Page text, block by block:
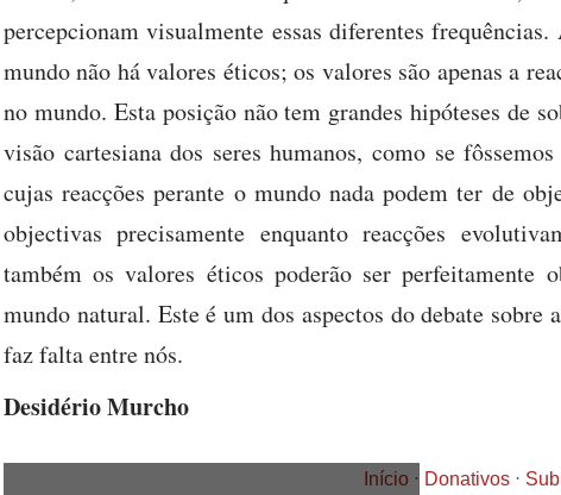
percepcionam visualmente essas diferentes
mundo não há valores éticos; os valores são apenas a
no mundo. Esta posição não tem grandes hipóteses de
visão cartesiana dos seres humanos, como se
cujas reacções perante o mundo nada podem ter de
objectivas precisamente enquanto reacções
também os valores éticos poderão ser
mundo natural. Este é um dos aspectos do debate
faz falta entre nós.
Desidério Murcho
Início ⋅ Donativos ⋅